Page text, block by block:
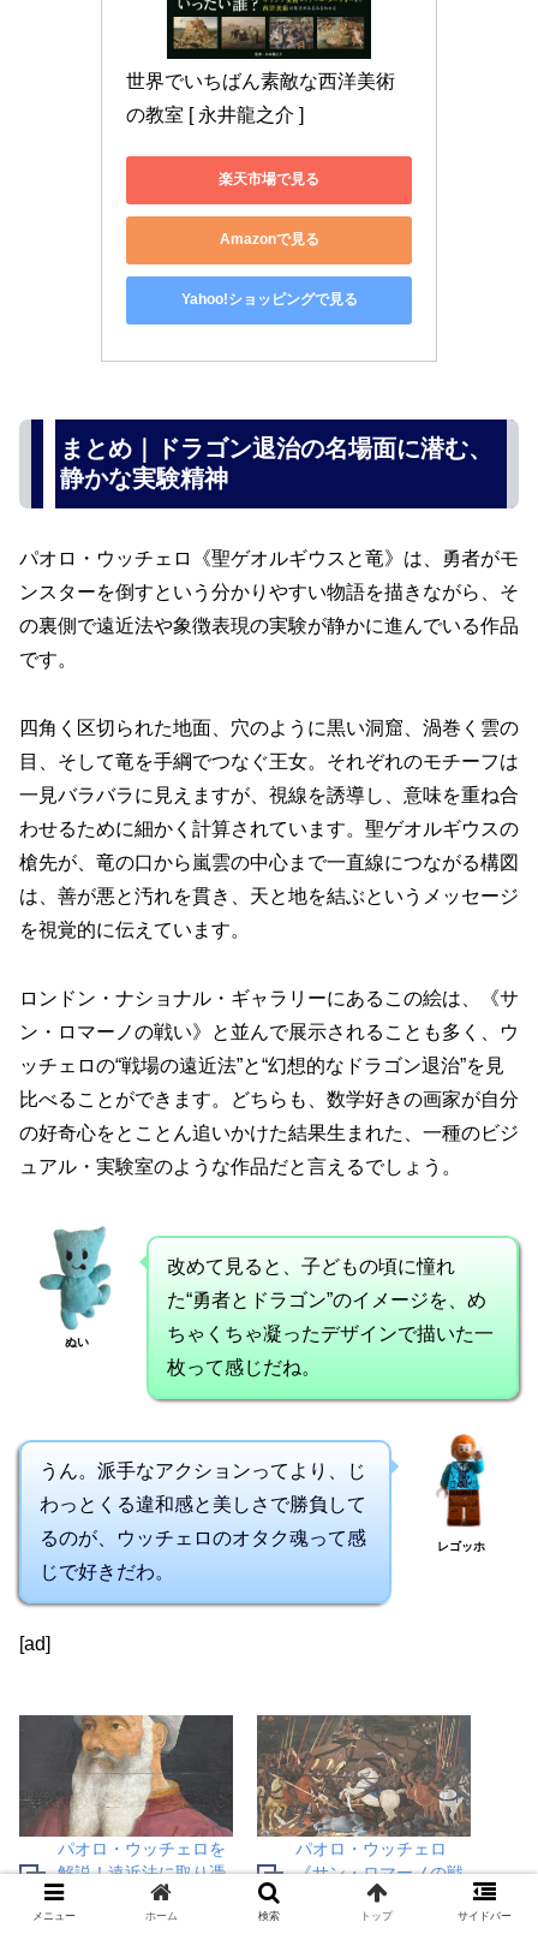
世界でいちばん素敵な西洋美術
の教室 [ 永井龍之介 ]
楽天市場で見る
Amazonで見る
Yahoo!ショッピングで見る
まとめ｜ドラゴン退治の名場面に潜む、
静かな実験精神
パオロ・ウッチェロ《聖ゲオルギウスと竜》は、勇者がモ
ンスターを倒すという分かりやすい物語を描きながら、そ
の裏側で遠近法や象徴表現の実験が静かに進んでいる作品
です。
四角く区切られた地面、穴のように黒い洞窟、渦巻く雲の
目、そして竜を手綱でつなぐ王女。それぞれのモチーフは
一見バラバラに見えますが、視線を誘導し、意味を重ね合
わせるために細かく計算されています。聖ゲオルギウスの
槍先が、竜の口から嵐雲の中心まで一直線につながる構図
は、善が悪と汚れを貫き、天と地を結ぶというメッセージ
を視覚的に伝えています。
ロンドン・ナショナル・ギャラリーにあるこの絵は、《サ
ン・ロマーノの戦い》と並んで展示されることも多く、ウ
ッチェロの“戦場の遠近法”と“幻想的なドラゴン退治”を見
比べることができます。どちらも、数学好きの画家が自分
の好奇心をとことん追いかけた結果生まれた、一種のビジ
ュアル・実験室のような作品だと言えるでしょう。
ぬい
改めて見ると、子どもの頃に憧れ
た“勇者とドラゴン”のイメージを、め
ちゃくちゃ凝ったデザインで描いた一
枚って感じだね。
うん。派手なアクションってより、じ
わっとくる違和感と美しさで勝負して
るのが、ウッチェロのオタク魂って感
じで好きだわ。
レゴッホ
[ad]
パオロ・ウッチェロを
解説！遠近法に取り憑
かれた初期ルネサンス
の画家
パオロ・ウッチェロ
《サン・ロマーノの戦
い》を解説！ルネサン
スの戦闘画
メニュー ホーム 検索 トップ サイドバー